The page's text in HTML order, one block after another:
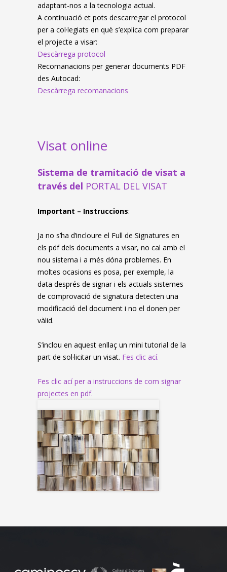
adaptant-nos a la tecnologia actual.
A continuació et pots descarregar el protocol
per a col·legiats en què s’explica com preparar
el projecte a visar:
Descàrrega protocol
Recomanacions per generar documents PDF
des Autocad:
Descàrrega recomanacions
Visat online
Sistema de tramitació de visat a
través del PORTAL DEL VISAT
Important – Instruccions:
Ja no s’ha d’incloure el Full de Signatures en
els pdf dels documents a visar, no cal amb el
nou sistema i a més dóna problemes. En
moltes ocasions es posa, per exemple, la
data després de signar i els actuals sistemes
de comprovació de signatura detecten una
modificació del document i no el donen per
vàlid.
S’inclou en aquest enllaç un mini tutorial de la
part de sol·licitar un visat. Fes clic ací.
Fes clic ací per a instruccions de com signar
projectes en pdf.